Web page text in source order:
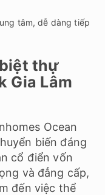
tâm, dễ dàng tiếp
thự
Gia Lâm
Ocean
biến đáng
cổ điển vốn
và đẳng cấp,
đến việc thể